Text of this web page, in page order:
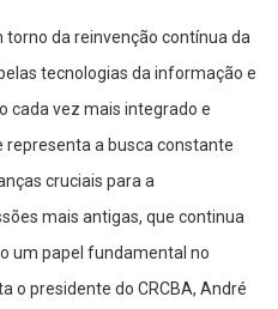
da reinvenção contínua da
tecnologias da informação e
cada vez mais integrado e
representa a busca constante
cruciais para a
mais antigas, que continua
um papel fundamental no
o presidente do CRCBA, André